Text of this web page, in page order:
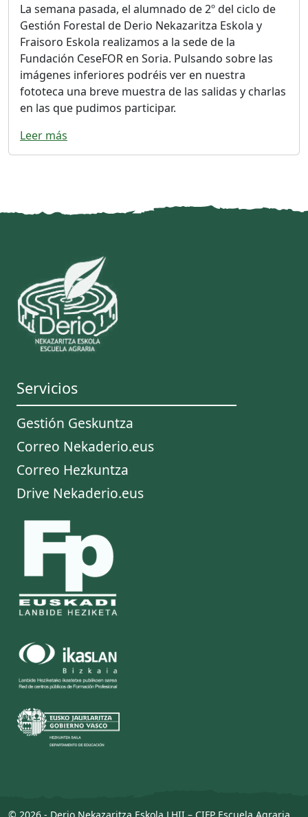
La semana pasada, el alumnado de 2º del ciclo de
Gestión Forestal de Derio Nekazaritza Eskola y
Fraisoro Eskola realizamos a la sede de la
Fundación CeseFOR en Soria. Pulsando sobre las
imágenes inferiores podréis ver en nuestra
fototeca una breve muestra de las salidas y charlas
en las que pudimos participar.
Leer más
Servicios
Gestión Geskuntza
Correo Nekaderio.eus
Correo Hezkuntza
Drive Nekaderio.eus